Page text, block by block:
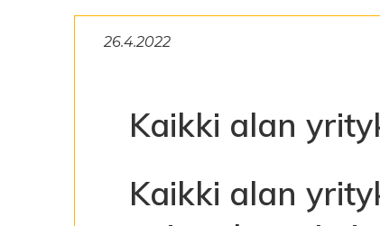
26.4.2022
Kaikki alan
Kaikki alan